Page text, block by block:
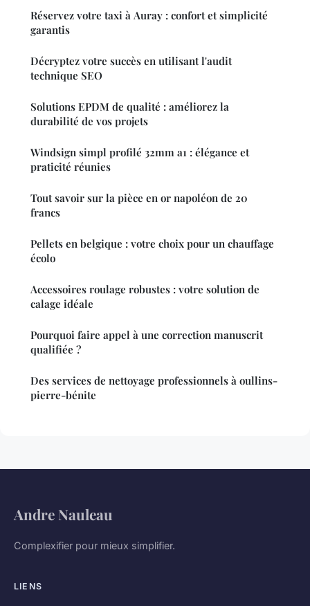
Réservez votre taxi à Auray : confort et simplicité
garantis
Décryptez votre succès en utilisant l'audit
technique SEO
Solutions EPDM de qualité : améliorez la
durabilité de vos projets
Windsign simpl profilé 32mm a1 : élégance et
praticité réunies
Tout savoir sur la pièce en or napoléon de 20
francs
Pellets en belgique : votre choix pour un chauffage
écolo
Accessoires roulage robustes : votre solution de
calage idéale
Pourquoi faire appel à une correction manuscrit
qualifiée ?
Des services de nettoyage professionnels à oullins-
pierre-bénite
Andre Nauleau
Complexifier pour mieux simplifier.
LIENS